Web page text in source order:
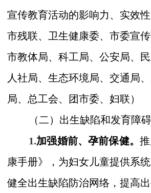
宣传教育活动的影响力、实效性
市残联、卫生健康委、 市委宣传
市教体局、 科工局、公安局、
人社局、生态环境局、交通局
局、总工会、团市委、妇联）
（二）出生缺陷和发育障
1.加强婚前、孕前保健。
康手册》，为妇女儿童提供系统
健全出生缺陷防治网络，提高